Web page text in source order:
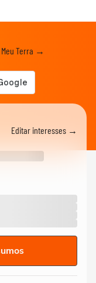
Meu Terra →
Editar interesses →